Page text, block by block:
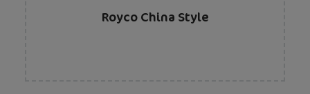
Royco China Style